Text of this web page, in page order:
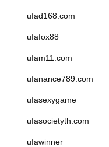
ufad168.com
ufafox88
ufam11.com
ufanance789.com
ufasexygame
ufasocietyth.com
ufawinner